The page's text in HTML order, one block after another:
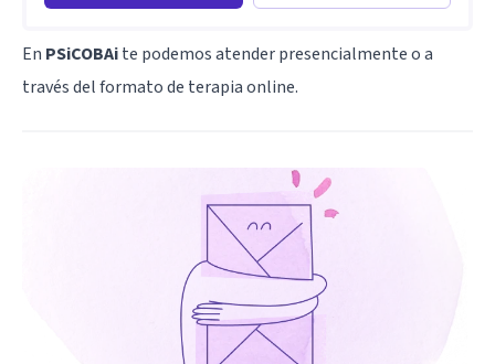
En PSiCOBAite podemos atender presencialmente o a
través del formato de terapia online.